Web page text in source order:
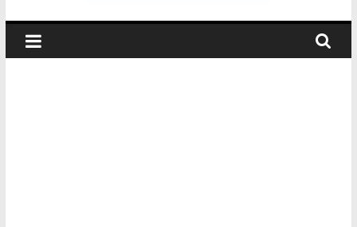
Spor
Anadolu